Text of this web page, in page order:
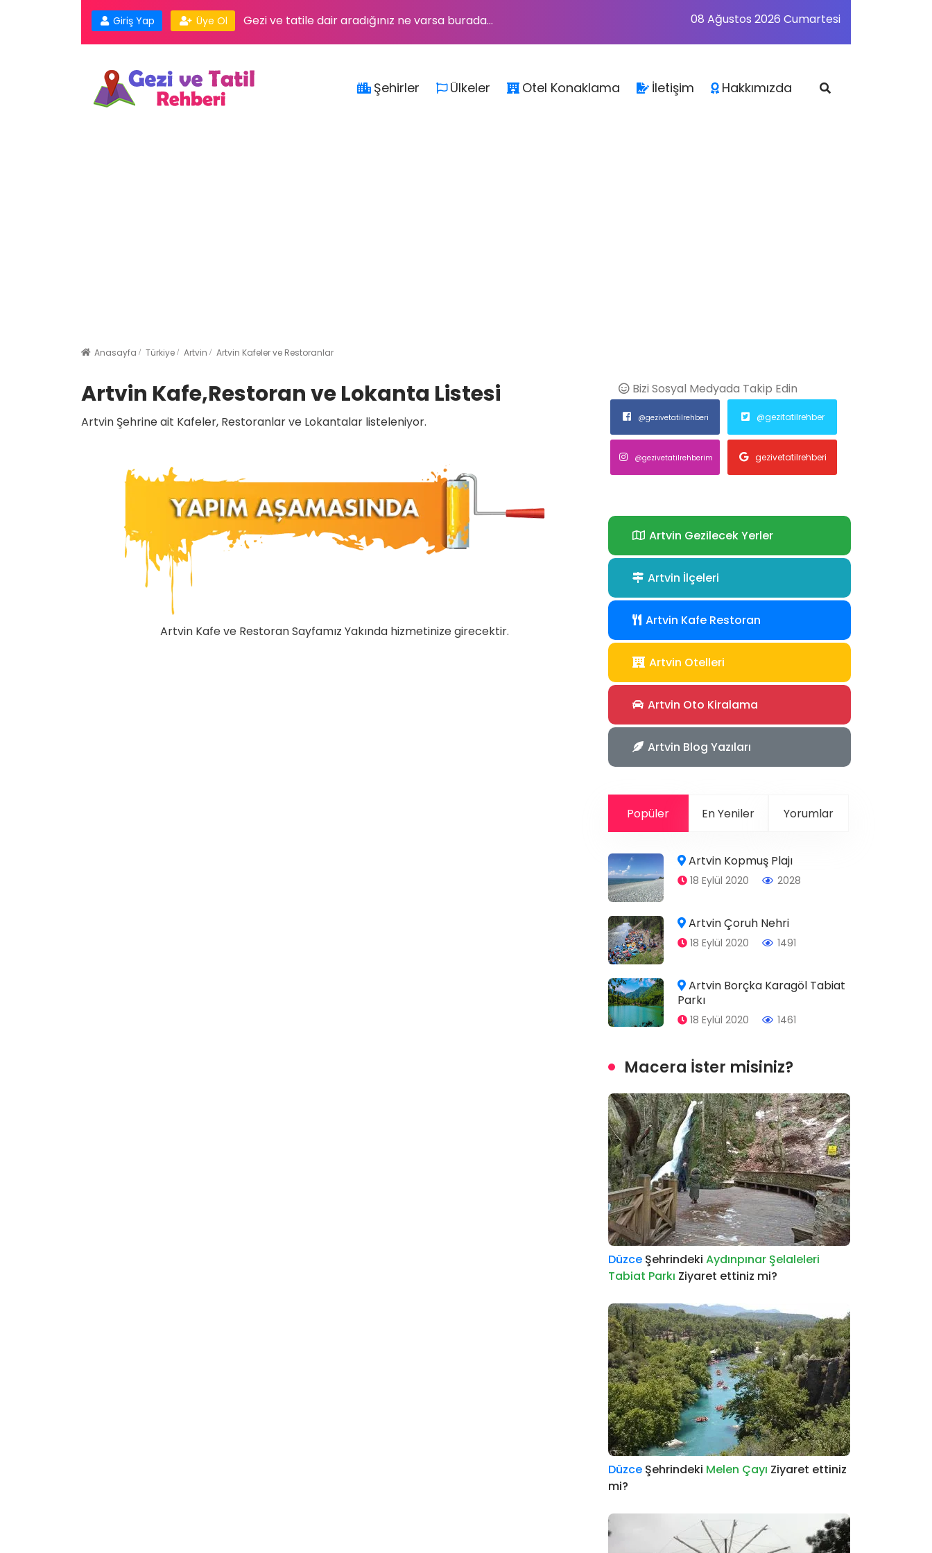
Giriş Yap Üye Ol Gezi ve tatile dair aradığınız ne varsa burada... 08 Ağustos 2026 Cumartesi
Şehirler Ülkeler Otel Konaklama İletişim Hakkımızda
Anasayfa Türkiye Artvin Artvin Kafeler ve Restoranlar
Artvin Kafe,Restoran ve Lokanta Listesi
Artvin Şehrine ait Kafeler, Restoranlar ve Lokantalar listeleniyor.
Artvin Kafe ve Restoran Sayfamız Yakında hizmetinize girecektir.
Bizi Sosyal Medyada Takip Edin
@gezivetatilrehberi @gezitatilrehber
@gezivetatilrehberim gezivetatilrehberi
Artvin Gezilecek Yerler
Artvin İlçeleri
Artvin Kafe Restoran
Artvin Otelleri
Artvin Oto Kiralama
Artvin Blog Yazıları
Popüler En Yeniler Yorumlar
Artvin Kopmuş Plajı
18 Eylül 2020 2028
Artvin Çoruh Nehri
18 Eylül 2020 1491
Artvin Borçka Karagöl Tabiat
Parkı
18 Eylül 2020 1461
Macera İster misiniz?
Düzce Şehrindeki Aydınpınar Şelaleleri
Tabiat Parkı Ziyaret ettiniz mi?
Düzce Şehrindeki Melen Çayı Ziyaret ettiniz
mi?